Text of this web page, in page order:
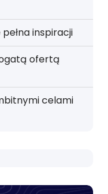
inspiracji
ofertą
celami